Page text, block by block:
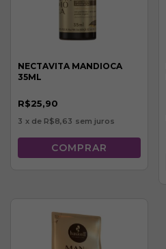
NECTAVITA MANDIOCA
35ML
R$25,90
3 x de R$8,63 sem juros